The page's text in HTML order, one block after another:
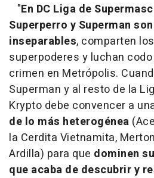
"En DC Liga de
Superperro y Superman
inseparables, comparten
superpoderes y luchan
crimen en Metrópolis.
Superman y al resto de la
Krypto debe convencer a
de lo más heterogénea
la Cerdita Vietnamita,
Ardilla) para que dominen
que acaba de descubrir y